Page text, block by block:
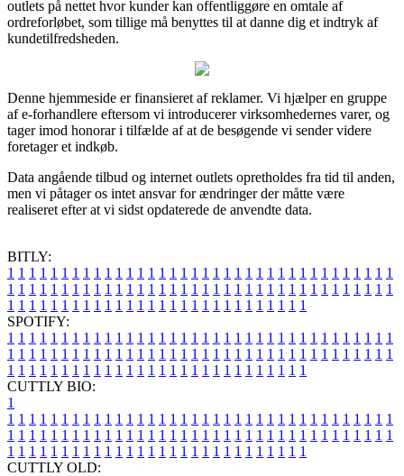
outlets på nettet hvor kunder kan offentliggøre en omtale af
ordreforløbet, som tillige må benyttes til at danne dig et indtryk af
kundetilfredsheden.
Denne hjemmeside er finansieret af reklamer. Vi hjælper en gruppe
af e-forhandlere eftersom vi introducerer virksomhedernes varer, og
tager imod honorar i tilfælde af at de besøgende vi sender videre
foretager et indkøb.
Data angående tilbud og internet outlets opretholdes fra tid til anden,
men vi påtager os intet ansvar for ændringer der måtte være
realiseret efter at vi sidst opdaterede de anvendte data.
BITLY:
1 1 1 1 1 1 1 1 1 1 1 1 1 1 1 1 1 1 1 1 1 1 1 1 1 1 1 1 1 1 1 1 1 1 1 1
1 1 1 1 1 1 1 1 1 1 1 1 1 1 1 1 1 1 1 1 1 1 1 1 1 1 1 1 1 1 1 1 1 1 1 1
1 1 1 1 1 1 1 1 1 1 1 1 1 1 1 1 1 1 1 1 1 1 1 1 1 1 1 1
SPOTIFY:
1 1 1 1 1 1 1 1 1 1 1 1 1 1 1 1 1 1 1 1 1 1 1 1 1 1 1 1 1 1 1 1 1 1 1 1
1 1 1 1 1 1 1 1 1 1 1 1 1 1 1 1 1 1 1 1 1 1 1 1 1 1 1 1 1 1 1 1 1 1 1 1
1 1 1 1 1 1 1 1 1 1 1 1 1 1 1 1 1 1 1 1 1 1 1 1 1 1 1 1
CUTTLY BIO:
1
1 1 1 1 1 1 1 1 1 1 1 1 1 1 1 1 1 1 1 1 1 1 1 1 1 1 1 1 1 1 1 1 1 1 1 1
1 1 1 1 1 1 1 1 1 1 1 1 1 1 1 1 1 1 1 1 1 1 1 1 1 1 1 1 1 1 1 1 1 1 1 1
1 1 1 1 1 1 1 1 1 1 1 1 1 1 1 1 1 1 1 1 1 1 1 1 1 1 1 1
CUTTLY OLD: